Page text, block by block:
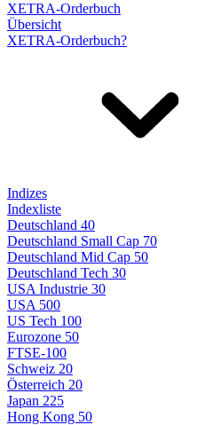
XETRA-Orderbuch
Übersicht
XETRA-Orderbuch?
Indizes
Indexliste
Deutschland 40
Deutschland Small Cap 70
Deutschland Mid Cap 50
Deutschland Tech 30
USA Industrie 30
USA 500
US Tech 100
Eurozone 50
FTSE-100
Schweiz 20
Österreich 20
Japan 225
Hong Kong 50